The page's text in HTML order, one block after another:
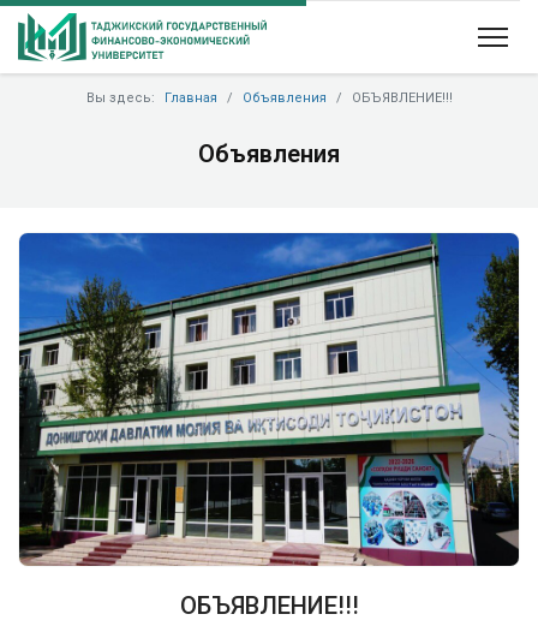
Вы здесь: Главная Объявления ОБЪЯВЛЕНИЕ!!!
Объявления
ОБЪЯВЛЕНИЕ!!!